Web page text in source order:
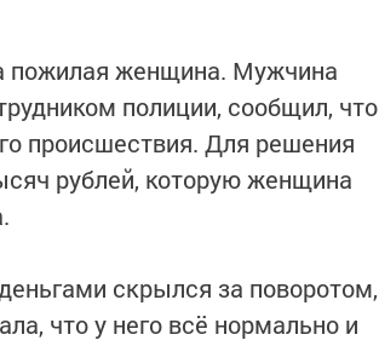
пожилая женщина. Мужчина
полиции, сообщил, что
происшествия. Для решения
рублей, которую женщина
скрылся за поворотом,
что у него всё нормально и